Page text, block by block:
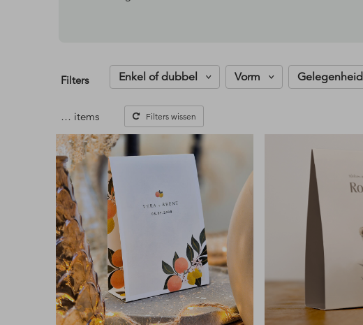
Filters Enkel of dubbel Vorm Gelegenheid
… items Filters wissen